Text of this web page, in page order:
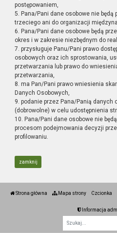
postępowaniem,
5. Pana/Pani dane osobowe nie będą
trzeciego ani do organizacji
6. Pana/Pani dane osobowe będą
okres i w zakresie niezbędnym do
7. przysługuje Panu/Pani prawo
osobowych oraz ich sprostowania,
przetwarzania lub prawo do
przetwarzania,
8. ma Pan/Pani prawo wniesienia
Danych Osobowych,
9. podanie przez Pana/Panią
(dobrowolne) w celu udostępnienia
10. Pana/Pani dane osobowe nie
procesom podejmowania decyzji
profilowaniu.
zamknij
Strona główna Mapa strony Czcionka
Informacja